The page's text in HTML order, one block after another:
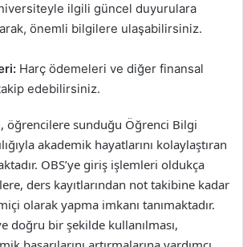
ilgili güncel duyurulara
önemli bilgilere ulaşabilirsiniz.
Harç ödemeleri ve diğer finansal
edebilirsiniz.
öğrencilere sunduğu Öğrenci Bilgi
akademik hayatlarını kolaylaştıran
OBS’ye giriş işlemleri oldukça
ders kayıtlarından not takibine kadar
olarak yapma imkanı tanımaktadır.
doğru bir şekilde kullanılması,